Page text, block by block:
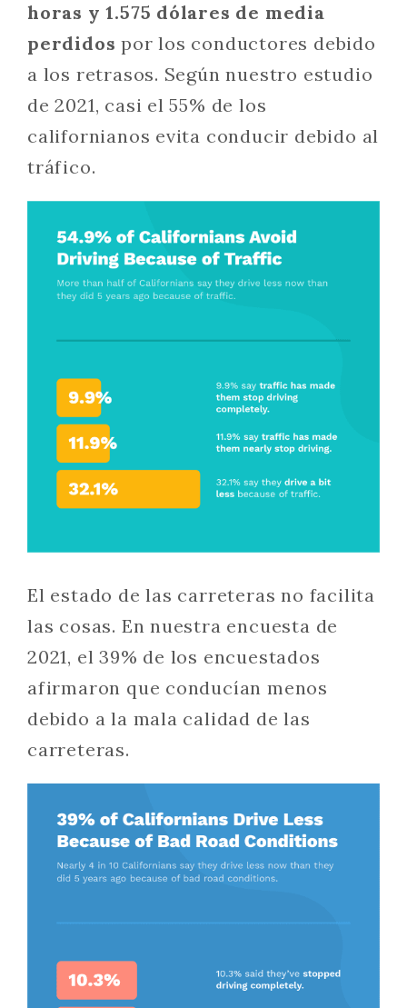
horas y 1.575 dólares de media
perdidos por los conductores debido
a los retrasos. Según nuestro estudio
de 2021, casi el 55% de los
californianos evita conducir debido al
tráfico.
El estado de las carreteras no facilita
las cosas. En nuestra encuesta de
2021, el 39% de los encuestados
afirmaron que conducían menos
debido a la mala calidad de las
carreteras.